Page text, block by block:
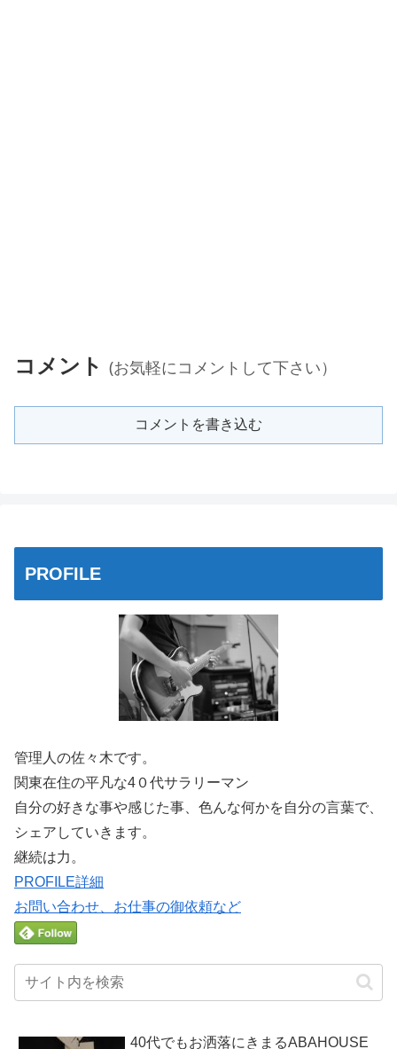
コメント (お気軽にコメントして下さい）
コメントを書き込む
PROFILE
管理人の佐々木です。
関東在住の平凡な4０代サラリーマン
自分の好きな事や感じた事、色んな何かを自分の言葉で、
シェアしていきます。
継続は力。
PROFILE詳細
お問い合わせ、お仕事の御依頼など
40代でもお洒落にきまるABAHOUSE